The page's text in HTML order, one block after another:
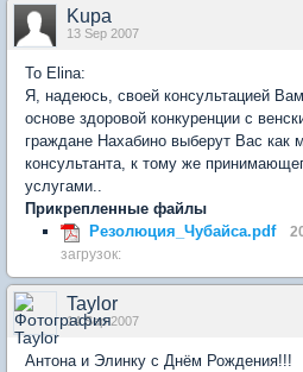
Kupa
13 Sep 2007
To Elina:
Я, надеюсь, своей консультацией
основе здоровой конкуренции с
граждане Нахабино выберут Вас как
консультанта, к тому же
услугами..
Прикрепленные файлы
Резолюция_Чубайса.pdf
загрузок:
Taylor
14 Sep 2007
Антона и Элинку с Днём Рождения!!!